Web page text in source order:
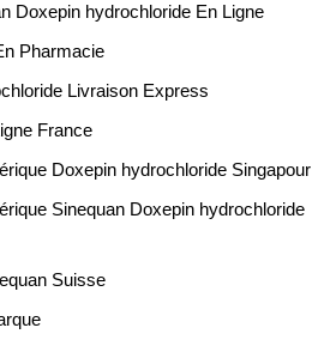
Doxepin hydrochloride En Ligne
Pharmacie
Livraison Express
France
Doxepin hydrochloride Singapour
Sinequan Doxepin hydrochloride
Suisse